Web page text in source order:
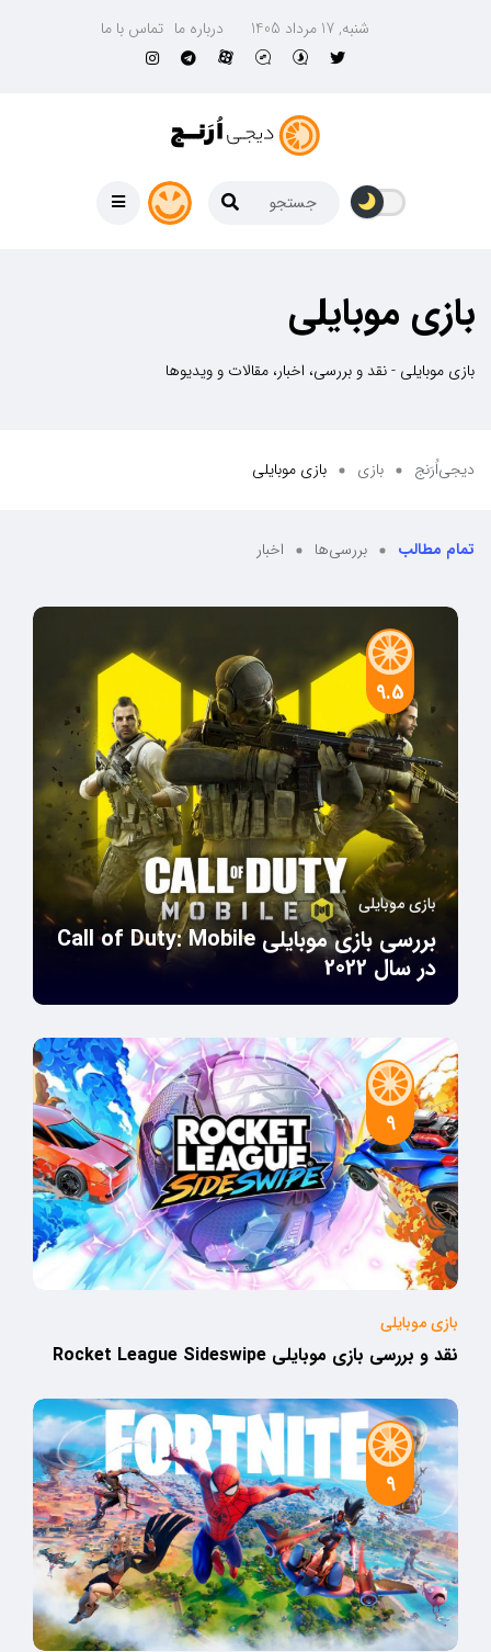
شنبه, 17 مرداد 1405 درباره ما تماس با ما
بازی موبایلی
بازی موبایلی - نقد و بررسی، اخبار، مقالات و ویدیوها
دیجی‌اُرَنج بازی بازی موبایلی
تمام مطالب بررسی‌ها اخبار
9.5
بازی موبایلی
بررسی بازی موبایلی Call of Duty: Mobile
در سال 2022
9
بازی موبایلی
نقد و بررسی بازی موبایلی Rocket League Sideswipe
9